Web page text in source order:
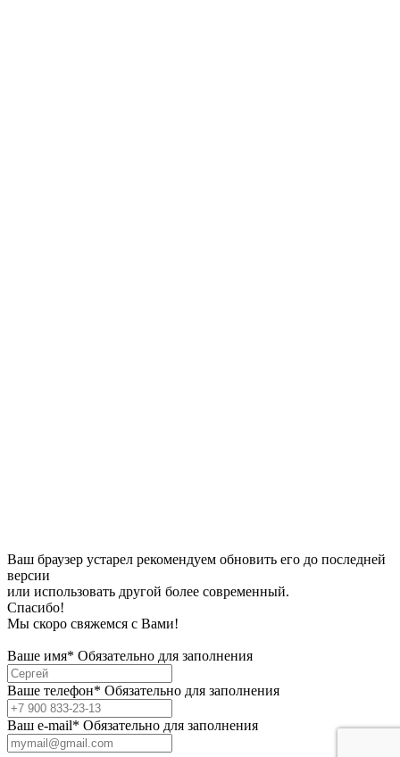
Ваш браузер устарел рекомендуем обновить его до последней
версии
или использовать другой более современный.
Спасибо!
Мы скоро свяжемся с Вами!
Ваше имя* Обязательно для заполнения
Ваше телефон* Обязательно для заполнения
Bаш e-mail* Обязательно для заполнения